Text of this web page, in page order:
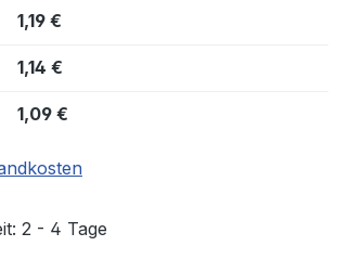
1,19 €
1,14 €
1,09 €
2 - 4 Tage